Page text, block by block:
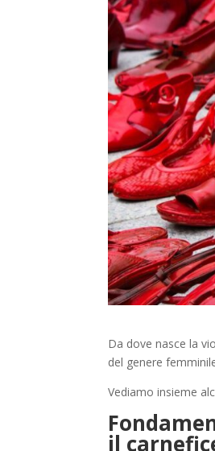
Da dove nasce la
del genere
Vediamo insieme
il